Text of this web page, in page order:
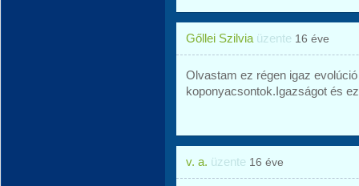
Gőllei Szilvia üzente 16 éve
Olvastam ez régen igaz
koponyacsontok.Igazságot és
v. a. üzente 16 éve